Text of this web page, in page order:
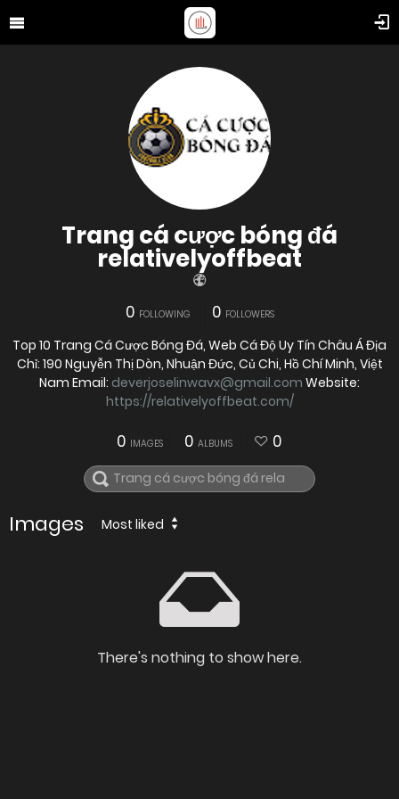
Trang cá cược bóng đá
relativelyoffbeat
0 FOLLOWING 0 FOLLOWERS
Top 10 Trang Cá Cược Bóng Đá, Web Cá Độ Uy Tín Châu Á Địa
Chỉ: 190 Nguyễn Thị Dòn, Nhuận Đức, Củ Chi, Hồ Chí Minh, Việt
Nam Email: deverjoselinwavx@gmail.com Website:
https://relativelyoffbeat.com/
0 IMAGES 0 ALBUMS 0
Images Most liked
There's nothing to show here.